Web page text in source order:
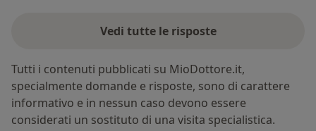
Vedi tutte le risposte
Tutti i contenuti pubblicati su MioDottore.it,
specialmente domande e risposte, sono di carattere
informativo e in nessun caso devono essere
considerati un sostituto di una visita specialistica.